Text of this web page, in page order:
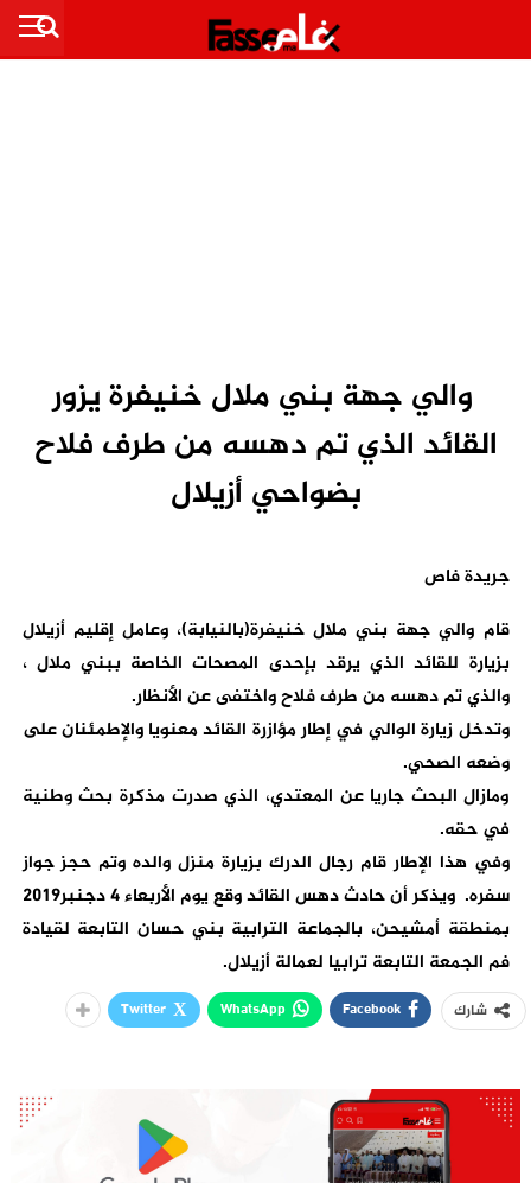
والي جهة بني ملال خنيفرة يزور
القائد الذي تم دهسه من طرف فلاح
بضواحي أزيلال
جريدة فاص
قام والي جهة بني ملال خنيفرة(بالنيابة)، وعامل إقليم أزيلال
بزيارة للقائد الذي يرقد بإحدى المصحات الخاصة ببني ملال ،
والذي تم دهسه من طرف فلاح واختفى عن الأنظار.
وتدخل زيارة الوالي في إطار مؤازرة القائد معنويا والإطمئنان على
وضعه الصحي.
ومازال البحث جاريا عن المعتدي، الذي صدرت مذكرة بحث وطنية
في حقه.
وفي هذا الإطار قام رجال الدرك بزيارة منزل والده وتم حجز جواز
سفره. ويذكر أن حادث دهس القائد وقع يوم الأربعاء 4 دجنبر2019
بمنطقة أمشيحن، بالجماعة الترابية بني حسان التابعة لقيادة
فم الجمعة التابعة ترابيا لعمالة أزيلال.
شارك Facebook
WhatsApp
Twitter